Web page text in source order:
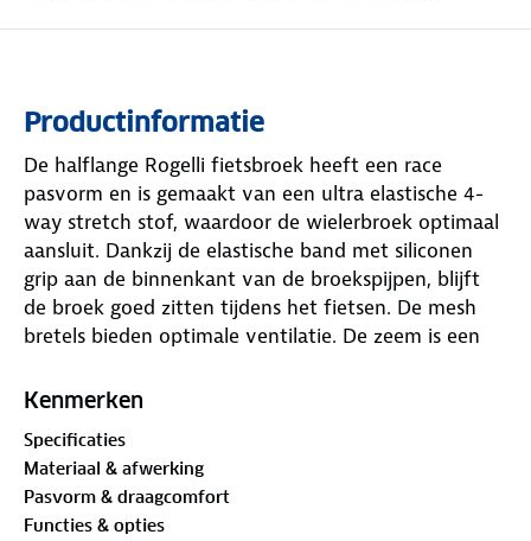
Productinformatie
De halflange Rogelli fietsbroek heeft een race
pasvorm en is gemaakt van een ultra elastische 4-
way stretch stof, waardoor de wielerbroek optimaal
aansluit. Dankzij de elastische band met siliconen
grip aan de binnenkant van de broekspijpen, blijft
de broek goed zitten tijdens het fietsen. De mesh
bretels bieden optimale ventilatie. De zeem is een
korte afstanden. Ben jij een beginnend fietser of wil
Dan is de Core de perfecte fietsbroek voor jou!
Kenmerken
Specificaties
Materiaal & afwerking
Pasvorm & draagcomfort
Functies & opties